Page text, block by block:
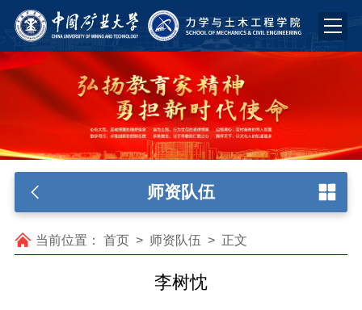
师资队伍
当前位置： 首页> 师资队伍 > 正文
李树忱